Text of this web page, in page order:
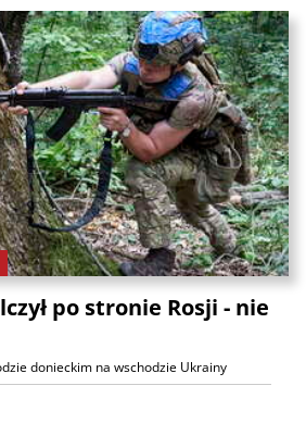
po stronie Rosji - nie
donieckim na wschodzie Ukrainy